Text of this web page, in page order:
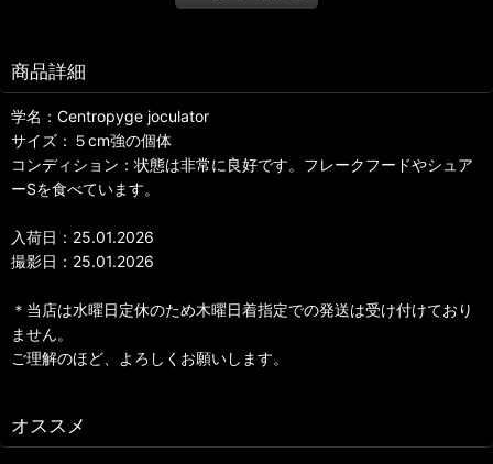
商品詳細
学名：Centropyge joculator
サイズ：５cm強の個体
コンディション：状態は非常に良好です。フレークフードやシュア
ーSを食べています。
入荷日：25.01.2026
撮影日：25.01.2026
＊当店は水曜日定休のため木曜日着指定での発送は受け付けており
ません。
ご理解のほど、よろしくお願いします。
オススメ